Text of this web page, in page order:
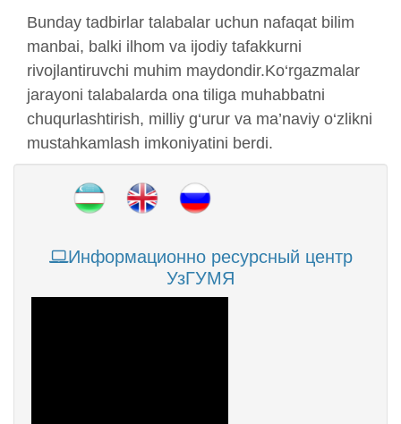
Bunday tadbirlar talabalar uchun nafaqat bilim
manbai, balki ilhom va ijodiy tafakkurni
rivojlantiruvchi muhim maydondir.Ko‘rgazmalar
jarayoni talabalarda ona tiliga muhabbatni
chuqurlashtirish, milliy g‘urur va ma’naviy o‘zlikni
mustahkamlash imkoniyatini berdi.
Информационно ресурсный центр
УзГУМЯ